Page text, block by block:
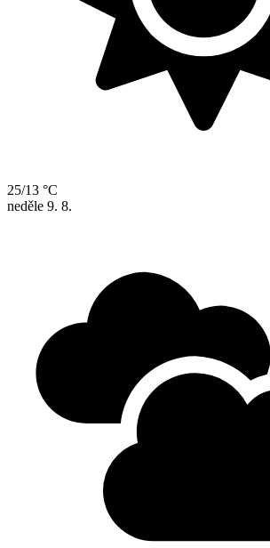
25/13 °C
neděle 9. 8.